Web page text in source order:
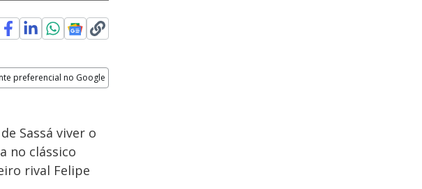
preferencial no Google
Sassá viver o
no clássico
rival Felipe